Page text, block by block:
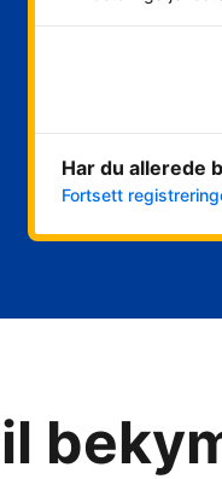
Har du allerede
Fortsett